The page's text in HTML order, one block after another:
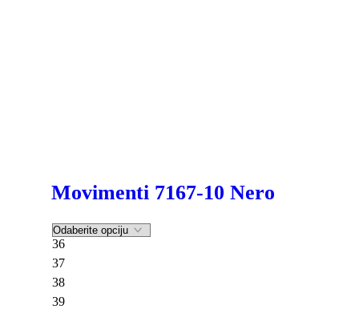
Movimenti 7167-10 Nero
36
37
38
39